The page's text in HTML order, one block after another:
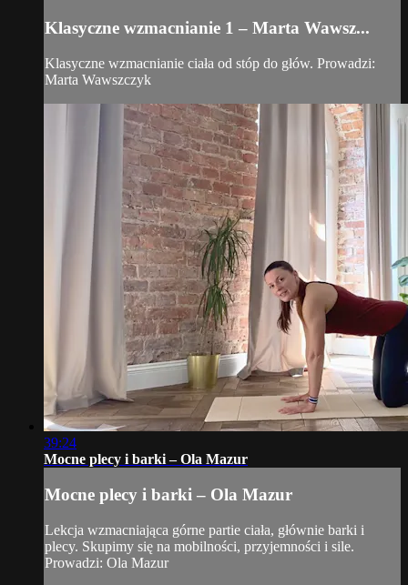
Klasyczne wzmacnianie 1 – Marta Wawsz...
Klasyczne wzmacnianie ciała od stóp do głów. Prowadzi:
Marta Wawszczyk
39:24
Mocne plecy i barki – Ola Mazur
Mocne plecy i barki – Ola Mazur
Lekcja wzmacniająca górne partie ciała, głównie barki i
plecy. Skupimy się na mobilności, przyjemności i sile.
Prowadzi: Ola Mazur